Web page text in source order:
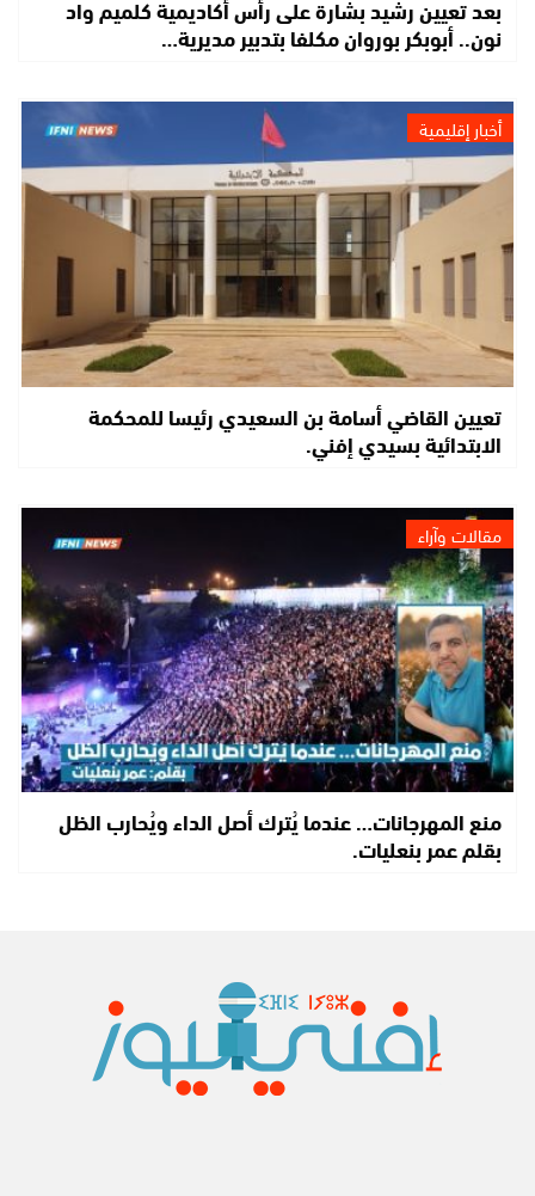
بعد تعيين رشيد بشارة على رأس أكاديمية كلميم واد
نون.. أبوبكر بوروان مكلفا بتدبير مديرية…
أخبار إقليمية
تعيين القاضي أسامة بن السعيدي رئيسا للمحكمة
الابتدائية بسيدي إفني.
مقالات وآراء
منع المهرجانات… عندما يُترك أصل الداء ويُحارب الظل
بقلم عمر بنعليات.